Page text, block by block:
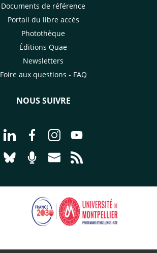
Documents de référence
Portail du libre accès
Photothèque
Éditions Quae
Newsletters
Foire aux questions - FAQ
NOUS SUIVRE
Aller à la page Nous suivre sur
Aller à la page Nous suivre sur
Aller à la page Nous
Aller à la page
Aller à la page Nous suivre sur
Aller à la page Nourrir le
Aller à la page Nous